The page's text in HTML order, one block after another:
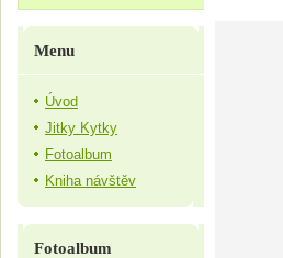
Menu
Úvod
Jitky Kytky
Fotoalbum
Kniha návštěv
Fotoalbum